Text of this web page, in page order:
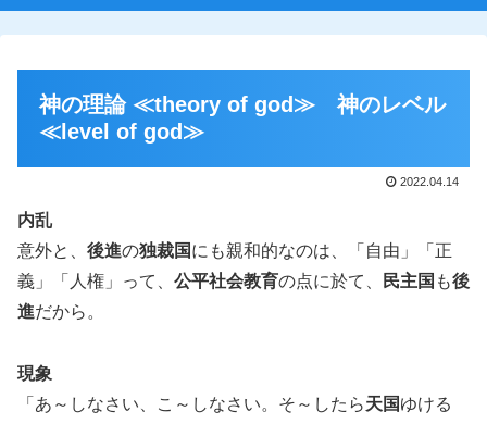
神の理論 ≪theory of god≫ 神のレベル
≪level of god≫
2022.04.14
内乱
意外と、 後進の独裁国にも親和的なのは、「自由」「正
義」「人権」って、 公平社会教育の点に於て、 民主国 も後
進だから。
現象
「あ～しなさい、こ～しなさい。そ～したら天国ゆける